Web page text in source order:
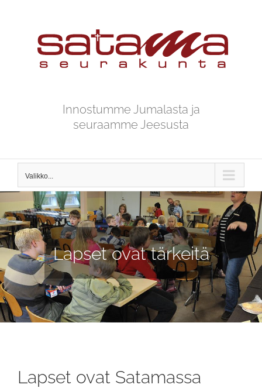
Innostumme Jumalasta ja
seuraamme Jeesusta
Valikko...
Lapset ovat tärkeitä
Lapset ovat Satamassa